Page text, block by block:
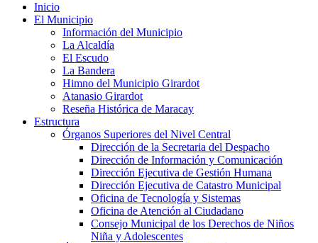
Inicio
El Municipio
Información del Municipio
La Alcaldía
El Escudo
La Bandera
Himno del Municipio Girardot
Atanasio Girardot
Reseña Histórica de Maracay
Estructura
Órganos Superiores del Nivel Central
Dirección de la Secretaria del Despacho
Dirección de Información y Comunicación
Dirección Ejecutiva de Gestión Humana
Dirección Ejecutiva de Catastro Municipal
Oficina de Tecnología y Sistemas
Oficina de Atención al Ciudadano
Consejo Municipal de los Derechos de Niños
Niña y Adolescentes